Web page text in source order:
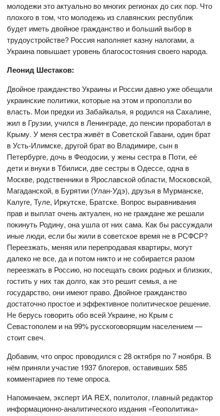
молодежи это актуально во многих регионах до сих пор. Что
плохого в том, что молодежь из славянских республик
будет иметь двойное гражданство и больший выбор в
трудоустройстве? Россия наполняет казну налогами, а
Украина повышает уровень благосостояния своего народа.
Леонид Шестаков:
Двойное гражданство Украины и России давно уже обещали
украинские политики, которые на этом и проползли во
власть. Мои предки из Забайкалья, я родился на Сахалине,
жил в Грузии, учился в Ленинграде, до пенсии проработал в
Крыму. У меня сестра живёт в Советской Гавани, один брат
в Усть-Илимске, другой брат во Владимире, сын в
Петербурге, дочь в Феодосии, у жены сестра в Поти, её
дети и внуки в Тбилиси, две сестры в Одессе, одна в
Москве, родственники в Ярославской области, Московской,
Магаданской, в Бурятии (Улан-Удэ), друзья в Мурманске,
Калуге, Туле, Иркутске, Братске. Вопрос выравнивания
прав и выплат очень актуален, но не граждане же решали
покинуть Родину, она ушла от них сама. Как бы рассуждали
иные люди, если бы жили в советское время не в РСФСР?
Переезжать, меняя или перепродавая квартиры, могут
далеко не все, да и потом никто и не собирается разом
переезжать в Россию, но посещать своих родных и близких,
гостить у них так долго, как это решит семья, а не
государство, они имеют право. Двойное гражданство
достаточно простое и эффективное политическое решение.
Не берусь говорить обо всей Украине, но Крым с
Севастополем и на 99% русскоговорящим населением —
стоит свеч.
Добавим, что опрос проводился с 28 октября по 7 ноября. В
нём приняли участие 1937 блогеров, оставивших 585
комментариев по теме опроса.
Напоминаем, эксперт ИА REX, политолог, главный редактор
информационно-аналитического издания «Геополитика»